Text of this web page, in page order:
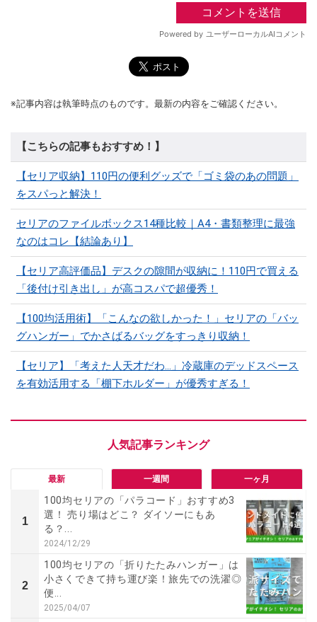
※記事内容は執筆時点のものです。最新の内容をご確認ください。
【こちらの記事もおすすめ！】
【セリア収納】110円の便利グッズで「ゴミ袋のあの問題」
をスパっと解決！
セリアのファイルボックス14種比較｜A4・書類整理に最強
なのはコレ【結論あり】
【セリア高評価品】デスクの隙間が収納に！110円で買える
「後付け引き出し」が高コスパで超優秀！
【100均活用術】「こんなの欲しかった！」セリアの「バッ
グハンガー」でかさばるバッグをすっきり収納！
【セリア】「考えた人天才だわ…」冷蔵庫のデッドスペース
を有効活用する「棚下ホルダー」が優秀すぎる！
最新 一週間 一ヶ月
1
100均セリアの「パラコード」おすすめ3
選！ 売り場はどこ？ ダイソーにもあ
る？...
2024/12/29
2
100均セリアの「折りたたみハンガー」は
小さくできて持ち運び楽！旅先での洗濯◎
便...
2025/04/07